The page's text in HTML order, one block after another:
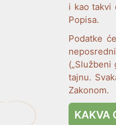
i kao takvi
Popisa.
Podatke
(„Službeni
tajnu.
Zakonom.
KAKVA